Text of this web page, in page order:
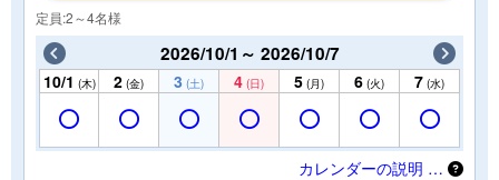
定員:2～4名様
2026/10/1～ 2026/10/7
10/1 (木) 2 (金) 3 (土) 4 (日) 5 (月) 6 (火) 7 (水)
カレンダーの説明 …